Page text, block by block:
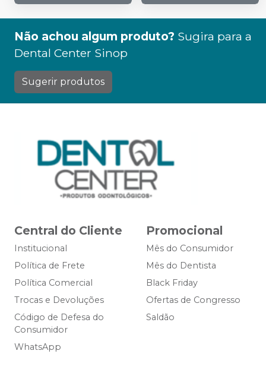
Não achou algum produto? Sugira para a
Dental Center Sinop
Sugerir produtos
Central do Cliente
Institucional
Política de Frete
Política Comercial
Trocas e Devoluções
Código de Defesa do
Consumidor
WhatsApp
Promocional
Mês do Consumidor
Mês do Dentista
Black Friday
Ofertas de Congresso
Saldão